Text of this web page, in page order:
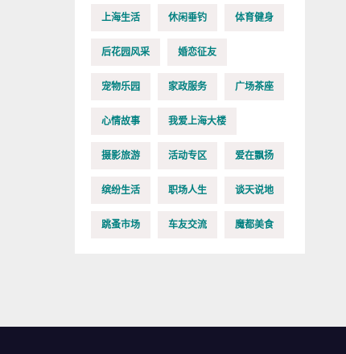
上海生活 休闲垂钓 体育健身
后花园风采 婚恋征友
宠物乐园 家政服务 广场茶座
心情故事 我爱上海大楼
摄影旅游 活动专区 爱在飘扬
缤纷生活 职场人生 谈天说地
跳蚤市场 车友交流 魔都美食